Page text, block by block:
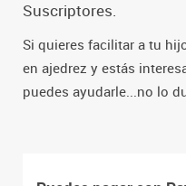
Suscriptores.
Si quieres facilitar a tu
en ajedrez y estás
puedes ayudarle...no lo